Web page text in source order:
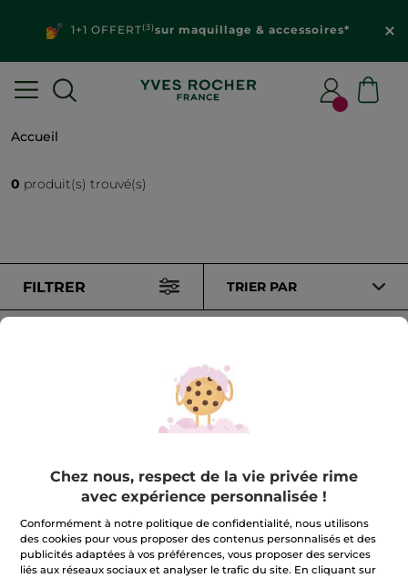
1+1 OFFERT(3)sur maquillage & accessoires*
Accueil
0 produit(s) trouvé(s)
FILTRER TRIER PAR
100%
actifs
végétaux
60 hectares de
champs biologiques
Chez nous, respect de la vie privée rime
avec expérience personnalisée !
Conformément à notre politique de confidentialité, nous utilisons
des cookies pour vous proposer des contenus personnalisés et des
publicités adaptées à vos préférences, vous proposer des services
liés aux réseaux sociaux et analyser le trafic du site. En cliquant sur